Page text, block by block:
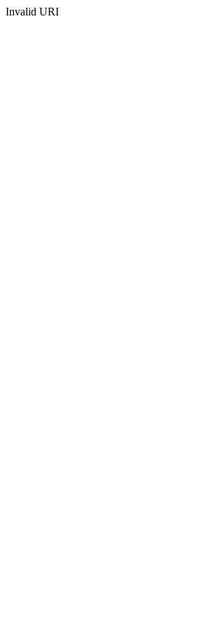
Invalid URI